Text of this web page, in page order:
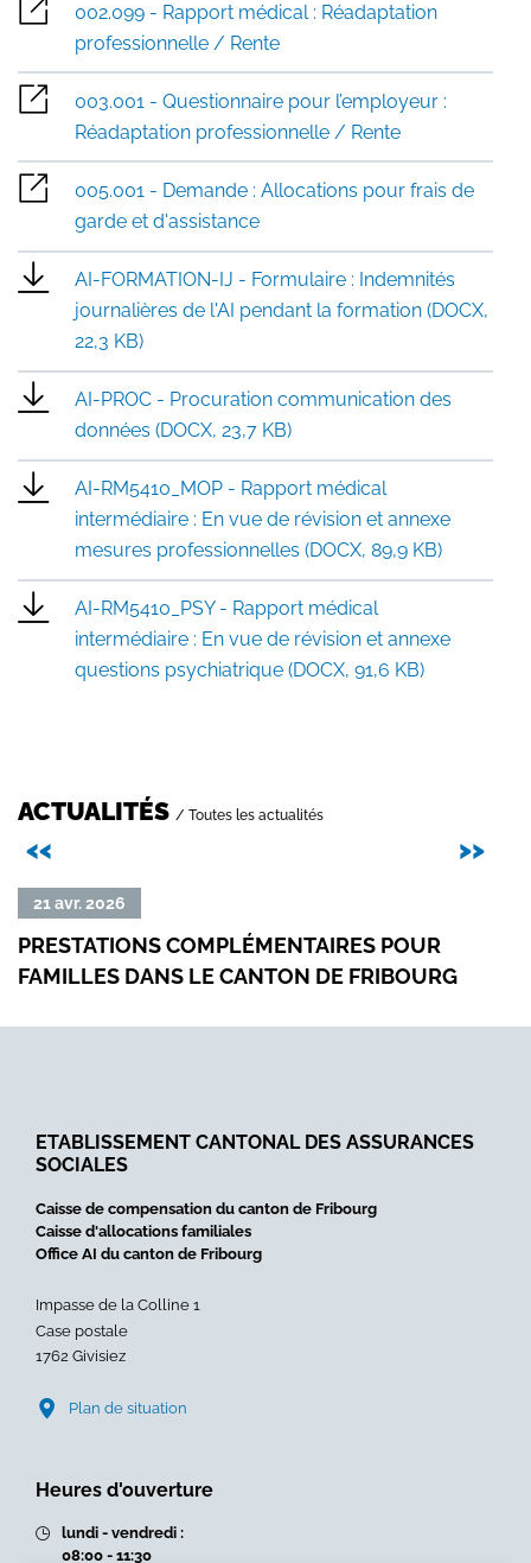
ACTUALITÉS / Toutes les actualités
<< >>
21 avr. 2026
PRESTATIONS COMPLÉMENTAIRES POUR
FAMILLES DANS LE CANTON DE FRIBOURG
Lire
suite
de
dans
canton
de
Fribourg
002.099 - Rapport médical : Réadaptation
professionnelle / Rente
003.001 - Questionnaire pour l’employeur :
Réadaptation professionnelle / Rente
005.001 - Demande : Allocations pour frais de
garde et d'assistance
AI-FORMATION-IJ - Formulaire : Indemnités
journalières de l'AI pendant la formation (DOCX,
22,3 KB)
AI-PROC - Procuration communication des
données (DOCX, 23,7 KB)
AI-RM5410_MOP - Rapport médical
intermédiaire : En vue de révision et annexe
mesures professionnelles (DOCX, 89,9 KB)
AI-RM5410_PSY - Rapport médical
intermédiaire : En vue de révision et annexe
questions psychiatrique (DOCX, 91,6 KB)
ETABLISSEMENT CANTONAL DES ASSURANCES
SOCIALES
Caisse de compensation du canton de Fribourg
Caisse d'allocations familiales
Office AI du canton de Fribourg
Impasse de la Colline 1
Case postale
1762 Givisiez
Plan de situation
Heures d'ouverture
lundi - vendredi :
08:00 - 11:30